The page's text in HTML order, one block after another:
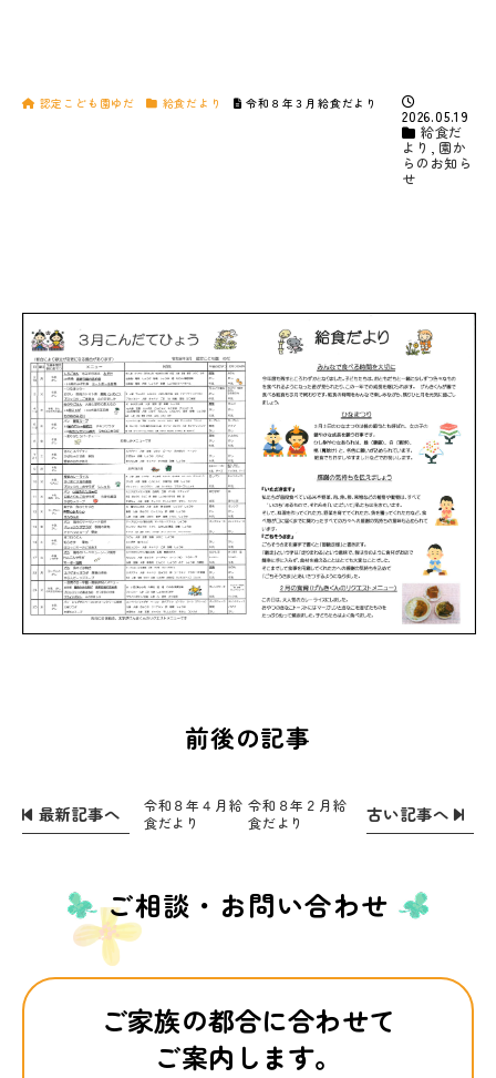
認定こども園ゆだ 給食だより 令和８年３月給食だより
2026.05.19
給食だ
より
園か
らのお知ら
せ
前後の記事
最新記事へ
令和８年４月給
食だより
古い記事へ
令和８年２月給
食だより
ご相談・お問い合わせ
ご家族の都合に合わせて
ご案内します。